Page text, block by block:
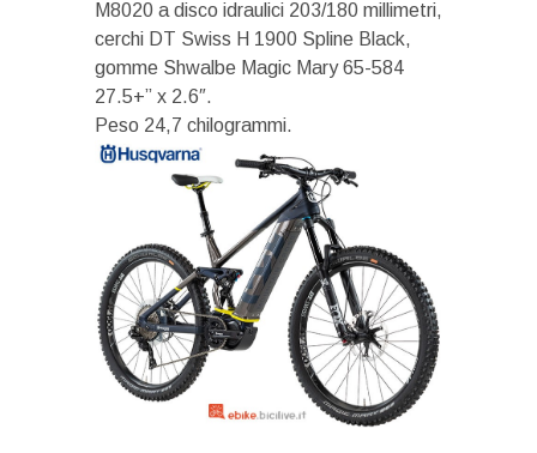
M8020 a disco idraulici 203/180 millimetri,
cerchi DT Swiss H 1900 Spline Black,
gomme Shwalbe Magic Mary 65-584
27.5+” x 2.6″.
Peso 24,7 chilogrammi.